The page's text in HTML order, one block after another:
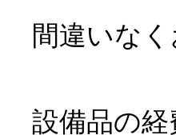
間違いな
設備品の